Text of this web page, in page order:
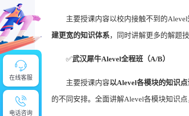
主要授课内容以校内接触不到的Alevel
建更宽的知识体系，同时讲解更多的解题技
✅武汉犀牛Alevel全程班（A/B）
主要授课内容以Alevel各模块的知识
的不同安排。全面讲解Alevel各模块知识
在线客服
电话咨询